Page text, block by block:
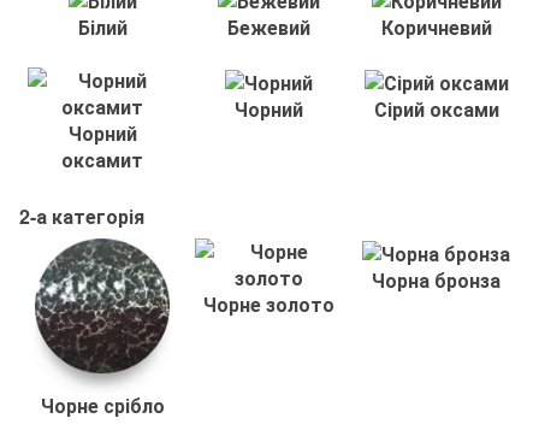
Білий Бежевий Коричневий
Чорний
оксамит
Чорний Сірий оксами
2-а категорія
Чорне срібло
Чорне золото
Чорна бронза